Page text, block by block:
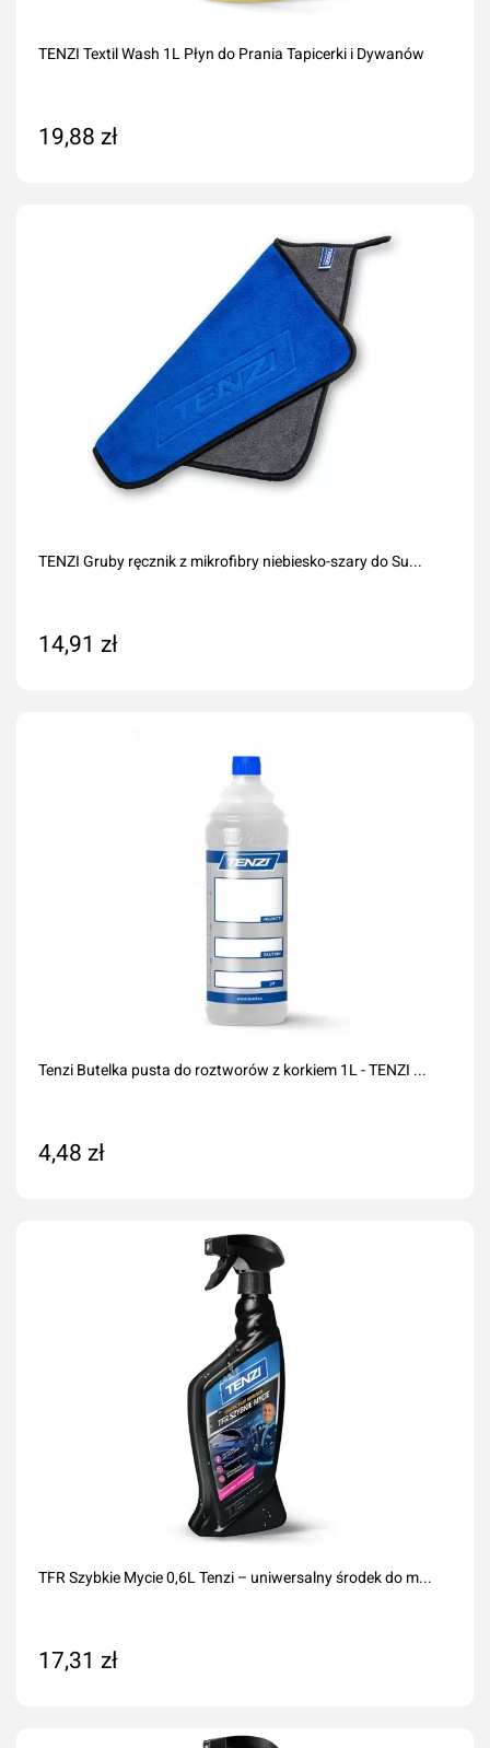
TENZI Textil Wash 1L Płyn do Prania Tapicerki i Dywanów
19,88 zł
TENZI Gruby ręcznik z mikrofibry niebiesko-szary do Su...
14,91 zł
Tenzi Butelka pusta do roztworów z korkiem 1L - TENZI ...
4,48 zł
TFR Szybkie Mycie 0,6L Tenzi – uniwersalny środek do m...
17,31 zł